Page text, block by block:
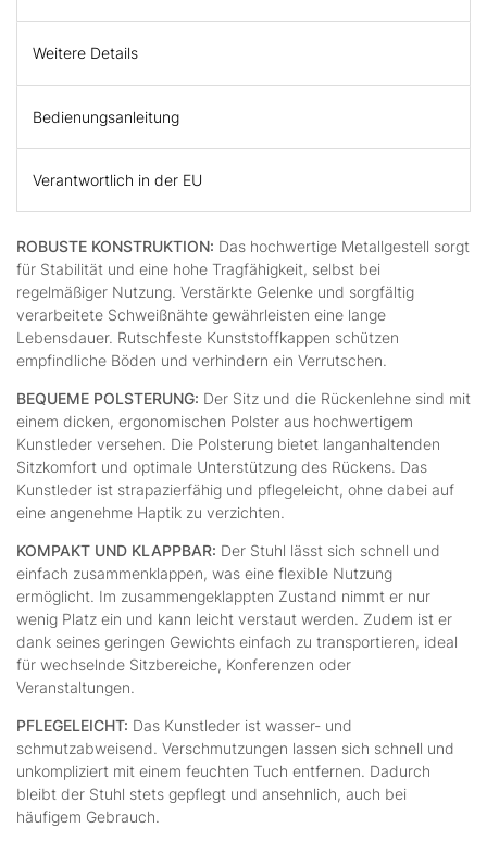
Weitere Details
Bedienungsanleitung
Verantwortlich in der EU
ROBUSTE KONSTRUKTION: Das hochwertige Metallgestell sorgt
für Stabilität und eine hohe Tragfähigkeit, selbst bei
regelmäßiger Nutzung. Verstärkte Gelenke und sorgfältig
verarbeitete Schweißnähte gewährleisten eine lange
Lebensdauer. Rutschfeste Kunststoffkappen schützen
empfindliche Böden und verhindern ein Verrutschen.
BEQUEME POLSTERUNG: Der Sitz und die Rückenlehne sind mit
einem dicken, ergonomischen Polster aus hochwertigem
Kunstleder versehen. Die Polsterung bietet langanhaltenden
Sitzkomfort und optimale Unterstützung des Rückens. Das
Kunstleder ist strapazierfähig und pflegeleicht, ohne dabei auf
eine angenehme Haptik zu verzichten.
KOMPAKT UND KLAPPBAR: Der Stuhl lässt sich schnell und
einfach zusammenklappen, was eine flexible Nutzung
ermöglicht. Im zusammengeklappten Zustand nimmt er nur
wenig Platz ein und kann leicht verstaut werden. Zudem ist er
dank seines geringen Gewichts einfach zu transportieren, ideal
für wechselnde Sitzbereiche, Konferenzen oder
Veranstaltungen.
PFLEGELEICHT: Das Kunstleder ist wasser- und
schmutzabweisend. Verschmutzungen lassen sich schnell und
unkompliziert mit einem feuchten Tuch entfernen. Dadurch
bleibt der Stuhl stets gepflegt und ansehnlich, auch bei
häufigem Gebrauch.